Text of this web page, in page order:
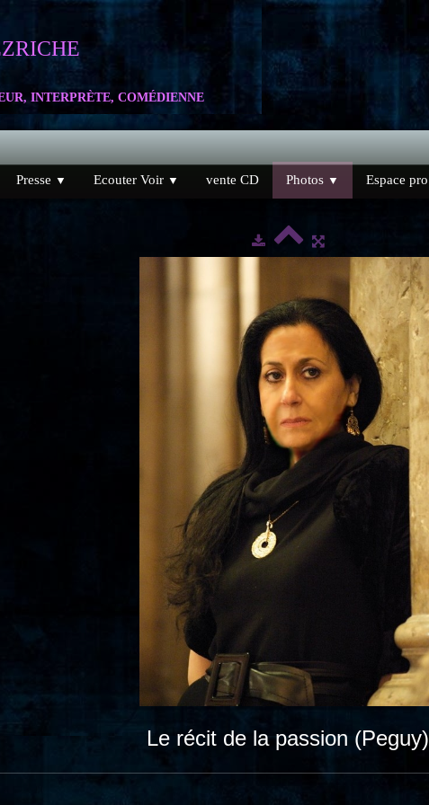
INTERPRÈTE, COMÉDIENNE
Presse ▼ Ecouter Voir ▼ vente CD Photos ▼ Espace pro
Le récit de la passion (Peguy)